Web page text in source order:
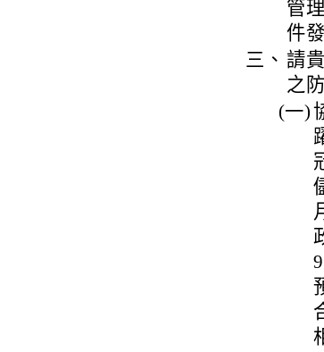
管
件
三、 請
之
(一)